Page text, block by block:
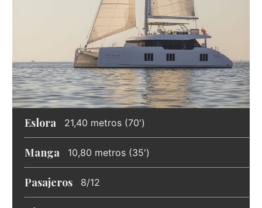
Eslora 21,40 metros (70')
Manga 10,80 metros (35')
Pasajeros 8/12